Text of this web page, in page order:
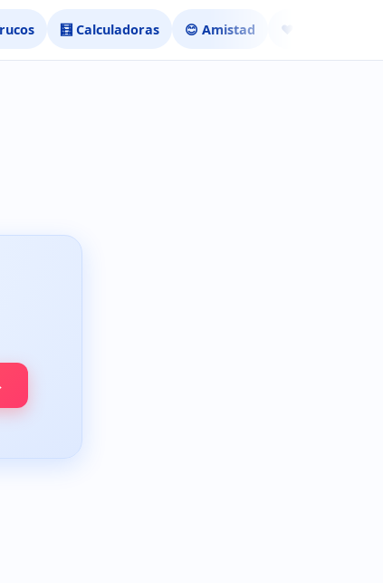
🧮 Calculadoras 😊 Amistad ❤️ Ligar